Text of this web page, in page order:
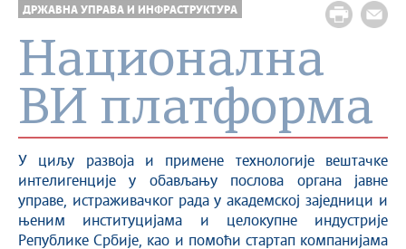
ДРЖАВНА УПРАВА И ИНФРАСТРУКТУРА
Национална
ВИ платформа
У циљу развоја и примене технологије вештачке
интелигенције у обављању послова органа јавне
управе, истраживачког рада у академској заједници и
њеним институцијама и целокупне индустрије
Републике Србије, као и помоћи стартап компанијама